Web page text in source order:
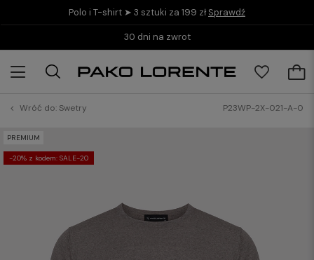
Polo i T-shirt ➤ 3 sztuki za 199 zł Sprawdź
Kup teraz i zapłać do 30 dni z PayPo
Wróć do:Swetry P23WP-2X-021-A-0
PREMIUM
-20% z kodem: SALE-20